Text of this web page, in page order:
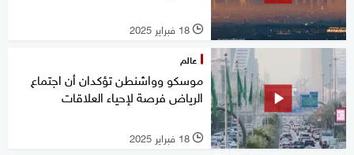
l 18 فبراير 2025
عالم
موسكو وواشنطن تؤكدان أن اجتماع
الرياض فرصة لإحياء العلاقات
l 18 فبراير 2025